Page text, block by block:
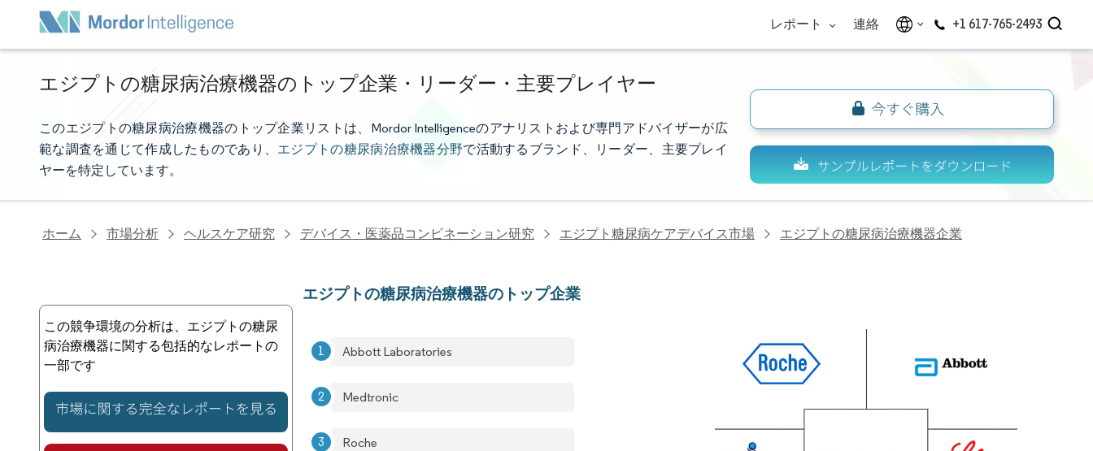
レポート 連絡 +1 617-765-2493
エジプトの糖尿病治療機器のトップ企業・リーダー・主要プレイヤー
このエジプトの糖尿病治療機器のトップ企業リストは、Mordor Intelligenceのアナリストおよび専門アドバイザーが広
範な調査を通じて作成したものであり、 エジプトの糖尿病治療機器分野で活動するブランド、リーダー、主要プレイ
ヤーを特定しています。
ホーム 市場分析 ヘルスケア研究 デバイス・医薬品コンビネーション研究 エジプト糖尿病ケアデバイス市場 エジプトの糖尿病治療機器企業
この競争環境の分析は、エジプトの糖尿
病治療機器に関する包括的なレポートの
一部です
エジプトの糖尿病治療機器のトップ企業
Abbott Laboratories
Medtronic
Roche